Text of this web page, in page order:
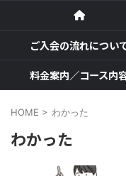
ご入会の流れについ
料金案内／コース内
HOME > わかった
わかった